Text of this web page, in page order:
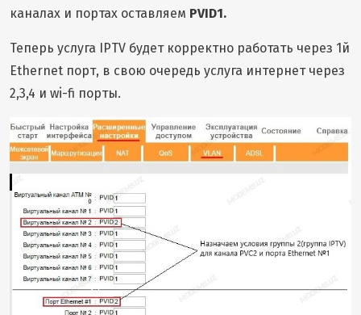
каналах и портах оставляем PVID1.
Теперь услуга IPTV будет корректно работать через 1й
Ethernet порт, в свою очередь услуга интернет через
2,3,4 и wi-fi порты.